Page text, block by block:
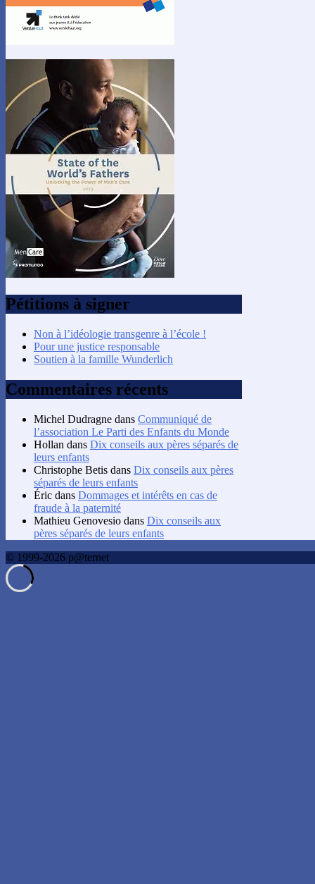
Pétitions à signer
Non à l’idéologie transgenre à l’école !
Pour une justice responsable
Soutien à la famille Wunderlich
Commentaires récents
Michel Dudragne dans Communiqué de
l’association Le Parti des Enfants du Monde
Hollan dans Dix conseils aux pères séparés de
leurs enfants
Christophe Betis dans Dix conseils aux pères
séparés de leurs enfants
Éric dans Dommages et intérêts en cas de
fraude à la paternité
Mathieu Genovesio dans Dix conseils aux
pères séparés de leurs enfants
© 1999-2026 p@ternet